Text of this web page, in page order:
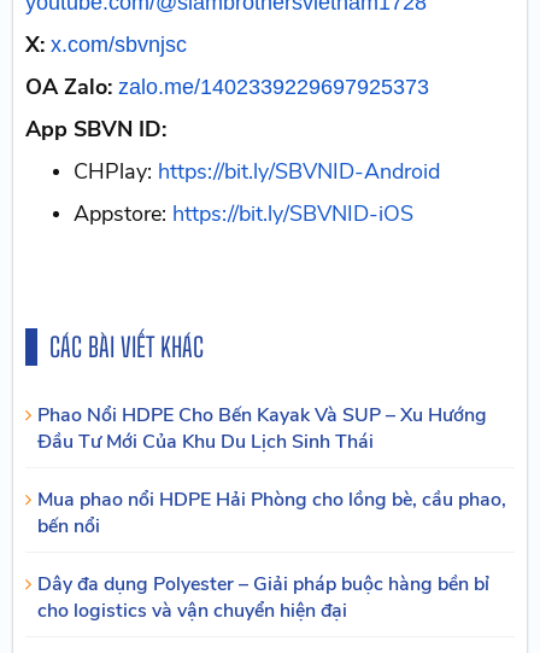
X: x.com/sbvnjsc
OA Zalo: zalo.me/1402339229697925373
App SBVN ID:
CHPlay: https://bit.ly/SBVNID-Android
Appstore: https://bit.ly/SBVNID-iOS​
CÁC BÀI VIẾT KHÁC
Phao Nổi HDPE Cho Bến Kayak Và SUP – Xu Hướng
Đầu Tư Mới Của Khu Du Lịch Sinh Thái
Mua phao nổi HDPE Hải Phòng cho lồng bè, cầu phao,
bến nổi
Dây đa dụng Polyester – Giải pháp buộc hàng bền bỉ
cho logistics và vận chuyển hiện đại